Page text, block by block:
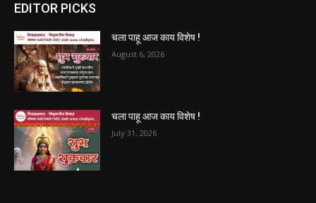
EDITOR PICKS
चला पाहू आज काय विशेष !
August 6, 2026
चला पाहू आज काय विशेष !
July 31, 2026